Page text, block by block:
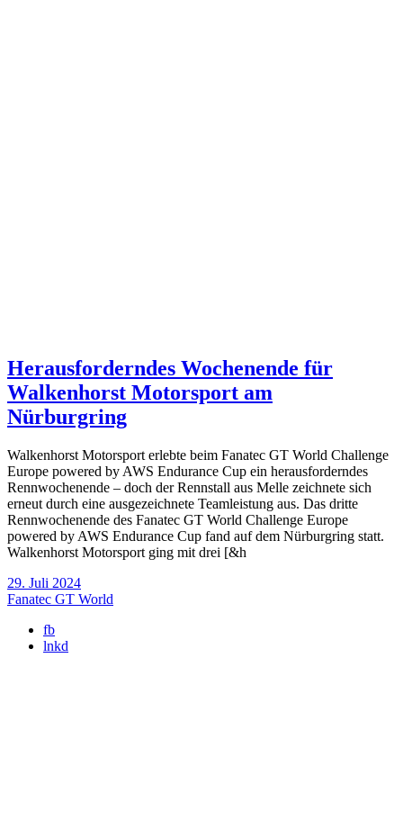
Herausforderndes Wochenende für
Walkenhorst Motorsport am
Nürburgring
Walkenhorst Motorsport erlebte beim Fanatec GT World Challenge
Europe powered by AWS Endurance Cup ein herausforderndes
Rennwochenende – doch der Rennstall aus Melle zeichnete sich
erneut durch eine ausgezeichnete Teamleistung aus. Das dritte
Rennwochenende des Fanatec GT World Challenge Europe
powered by AWS Endurance Cup fand auf dem Nürburgring statt.
Walkenhorst Motorsport ging mit drei [&h
29. Juli 2024
Fanatec GT World
fb
lnkd